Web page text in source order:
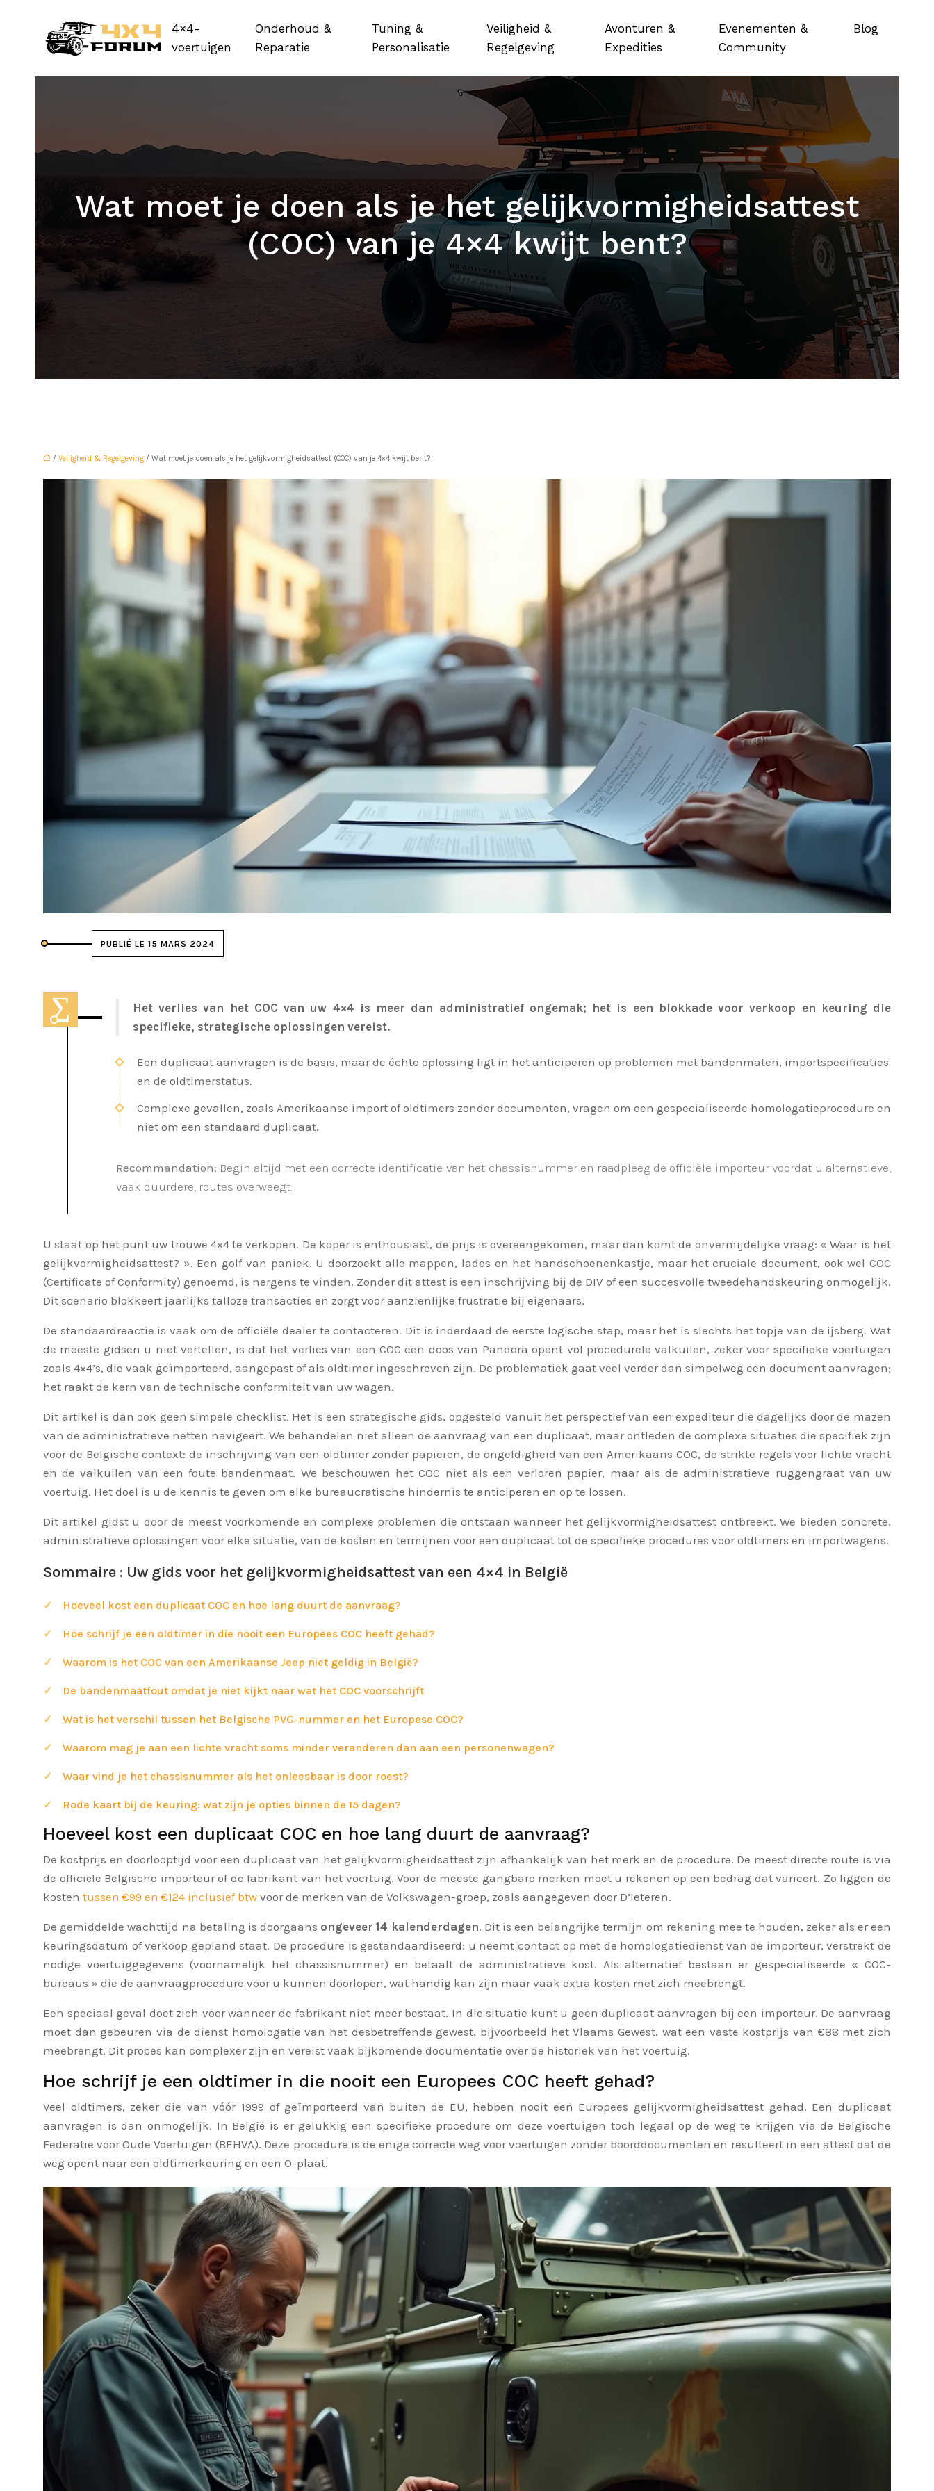
4×4-
voertuigen
Onderhoud &
Reparatie
Tuning &
Personalisatie
Veiligheid &
Regelgeving
Avonturen &
Expedities
Evenementen &
Community
Blog
Wat moet je doen als je het gelijkvormigheidsattest
(COC) van je 4×4 kwijt bent?
/ Veiligheid & Regelgeving / Wat moet je doen als je het gelijkvormigheidsattest (COC) van je 4×4 kwijt bent?
PUBLIÉ LE 15 MARS 2024
Het verlies van het COC van uw 4×4 is meer dan administratief ongemak; het is een blokkade voor verkoop en keuring die
specifieke, strategische oplossingen vereist.
Een duplicaat aanvragen is de basis, maar de échte oplossing ligt in het anticiperen op problemen met bandenmaten, importspecificaties
en de oldtimerstatus.
Complexe gevallen, zoals Amerikaanse import of oldtimers zonder documenten, vragen om een gespecialiseerde homologatieprocedure en
niet om een standaard duplicaat.
Recommandation: Begin altijd met een correcte identificatie van het chassisnummer en raadpleeg de officiële importeur voordat u alternatieve,
vaak duurdere, routes overweegt.
U staat op het punt uw trouwe 4×4 te verkopen. De koper is enthousiast, de prijs is overeengekomen, maar dan komt de onvermijdelijke vraag: « Waar is het
gelijkvormigheidsattest? ». Een golf van paniek. U doorzoekt alle mappen, lades en het handschoenenkastje, maar het cruciale document, ook wel COC
(Certificate of Conformity) genoemd, is nergens te vinden. Zonder dit attest is een inschrijving bij de DIV of een succesvolle tweedehandskeuring onmogelijk.
Dit scenario blokkeert jaarlijks talloze transacties en zorgt voor aanzienlijke frustratie bij eigenaars.
De standaardreactie is vaak om de officiële dealer te contacteren. Dit is inderdaad de eerste logische stap, maar het is slechts het topje van de ijsberg. Wat
de meeste gidsen u niet vertellen, is dat het verlies van een COC een doos van Pandora opent vol procedurele valkuilen, zeker voor specifieke voertuigen
zoals 4×4’s, die vaak geïmporteerd, aangepast of als oldtimer ingeschreven zijn. De problematiek gaat veel verder dan simpelweg een document aanvragen;
het raakt de kern van de technische conformiteit van uw wagen.
Dit artikel is dan ook geen simpele checklist. Het is een strategische gids, opgesteld vanuit het perspectief van een expediteur die dagelijks door de mazen
van de administratieve netten navigeert. We behandelen niet alleen de aanvraag van een duplicaat, maar ontleden de complexe situaties die specifiek zijn
voor de Belgische context: de inschrijving van een oldtimer zonder papieren, de ongeldigheid van een Amerikaans COC, de strikte regels voor lichte vracht
en de valkuilen van een foute bandenmaat. We beschouwen het COC niet als een verloren papier, maar als de administratieve ruggengraat van uw
voertuig. Het doel is u de kennis te geven om elke bureaucratische hindernis te anticiperen en op te lossen.
Dit artikel gidst u door de meest voorkomende en complexe problemen die ontstaan wanneer het gelijkvormigheidsattest ontbreekt. We bieden concrete,
administratieve oplossingen voor elke situatie, van de kosten en termijnen voor een duplicaat tot de specifieke procedures voor oldtimers en importwagens.
Sommaire : Uw gids voor het gelijkvormigheidsattest van een 4×4 in België
Hoeveel kost een duplicaat COC en hoe lang duurt de aanvraag?
Hoe schrijf je een oldtimer in die nooit een Europees COC heeft gehad?
Waarom is het COC van een Amerikaanse Jeep niet geldig in België?
De bandenmaatfout omdat je niet kijkt naar wat het COC voorschrijft
Wat is het verschil tussen het Belgische PVG-nummer en het Europese COC?
Waarom mag je aan een lichte vracht soms minder veranderen dan aan een personenwagen?
Waar vind je het chassisnummer als het onleesbaar is door roest?
Rode kaart bij de keuring: wat zijn je opties binnen de 15 dagen?
Hoeveel kost een duplicaat COC en hoe lang duurt de aanvraag?
De kostprijs en doorlooptijd voor een duplicaat van het gelijkvormigheidsattest zijn afhankelijk van het merk en de procedure. De meest directe route is via
de officiële Belgische importeur of de fabrikant van het voertuig. Voor de meeste gangbare merken moet u rekenen op een bedrag dat varieert. Zo liggen de
kosten tussen €99 en €124 inclusief btw voor de merken van de Volkswagen-groep, zoals aangegeven door D’Ieteren.
De gemiddelde wachttijd na betaling is doorgaans ongeveer 14 kalenderdagen. Dit is een belangrijke termijn om rekening mee te houden, zeker als er een
keuringsdatum of verkoop gepland staat. De procedure is gestandaardiseerd: u neemt contact op met de homologatiedienst van de importeur, verstrekt de
nodige voertuiggegevens (voornamelijk het chassisnummer) en betaalt de administratieve kost. Als alternatief bestaan er gespecialiseerde « COC-
bureaus » die de aanvraagprocedure voor u kunnen doorlopen, wat handig kan zijn maar vaak extra kosten met zich meebrengt.
Een speciaal geval doet zich voor wanneer de fabrikant niet meer bestaat. In die situatie kunt u geen duplicaat aanvragen bij een importeur. De aanvraag
moet dan gebeuren via de dienst homologatie van het desbetreffende gewest, bijvoorbeeld het Vlaams Gewest, wat een vaste kostprijs van €88 met zich
meebrengt. Dit proces kan complexer zijn en vereist vaak bijkomende documentatie over de historiek van het voertuig.
Hoe schrijf je een oldtimer in die nooit een Europees COC heeft gehad?
Veel oldtimers, zeker die van vóór 1999 of geïmporteerd van buiten de EU, hebben nooit een Europees gelijkvormigheidsattest gehad. Een duplicaat
aanvragen is dan onmogelijk. In België is er gelukkig een specifieke procedure om deze voertuigen toch legaal op de weg te krijgen via de Belgische
Federatie voor Oude Voertuigen (BEHVA). Deze procedure is de enige correcte weg voor voertuigen zonder boorddocumenten en resulteert in een attest dat de
weg opent naar een oldtimerkeuring en een O-plaat.